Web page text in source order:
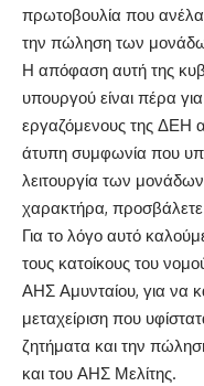
πρωτοβουλία που
την πώληση των
Η απόφαση αυτή της
υπουργού είναι πέρα
εργαζόμενους της ΔΕΗ
άτυπη συμφωνία που
λειτουργία των
χαρακτήρα,
Για το λόγο αυτό
τους κατοίκους του
ΑΗΣ Αμυνταίου, για να
μεταχείριση που
ζητήματα και την
και του ΑΗΣ Μελίτης.